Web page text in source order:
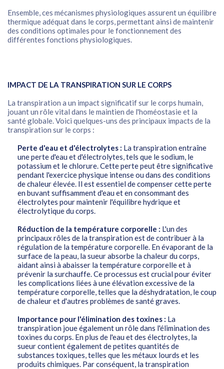
Ensemble, ces mécanismes physiologiques assurent un équilibre
thermique adéquat dans le corps, permettant ainsi de maintenir
des conditions optimales pour le fonctionnement des
différentes fonctions physiologiques.
IMPACT DE LA TRANSPIRATION SUR LE CORPS
La transpiration a un impact significatif sur le corps humain,
jouant un rôle vital dans le maintien de l'homéostasie et la
santé globale. Voici quelques-uns des principaux impacts de la
transpiration sur le corps :
Perte d'eau et d'électrolytes : La transpiration entraîne
une perte d'eau et d'électrolytes, tels que le sodium, le
potassium et le chlorure. Cette perte peut être significative
pendant l'exercice physique intense ou dans des conditions
de chaleur élevée. Il est essentiel de compenser cette perte
en buvant suffisamment d'eau et en consommant des
électrolytes pour maintenir l'équilibre hydrique et
électrolytique du corps.
Réduction de la température corporelle : L'un des
principaux rôles de la transpiration est de contribuer à la
régulation de la température corporelle. En évaporant de la
surface de la peau, la sueur absorbe la chaleur du corps,
aidant ainsi à abaisser la température corporelle et à
prévenir la surchauffe. Ce processus est crucial pour éviter
les complications liées à une élévation excessive de la
température corporelle, telles que la déshydratation, le coup
de chaleur et d'autres problèmes de santé graves.
Importance pour l'élimination des toxines : La
transpiration joue également un rôle dans l'élimination des
toxines du corps. En plus de l'eau et des électrolytes, la
sueur contient également de petites quantités de
substances toxiques, telles que les métaux lourds et les
produits chimiques. Par conséquent, la transpiration